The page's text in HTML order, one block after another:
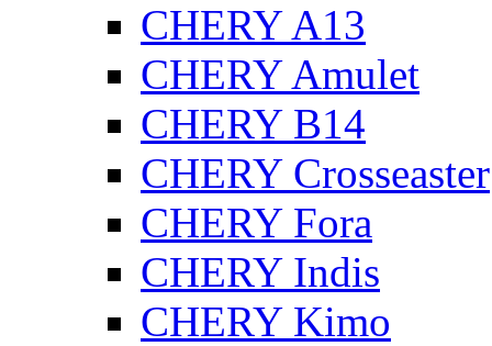
CHERY A13
CHERY Amulet
CHERY B14
CHERY Crosseaster
CHERY Fora
CHERY Indis
CHERY Kimo